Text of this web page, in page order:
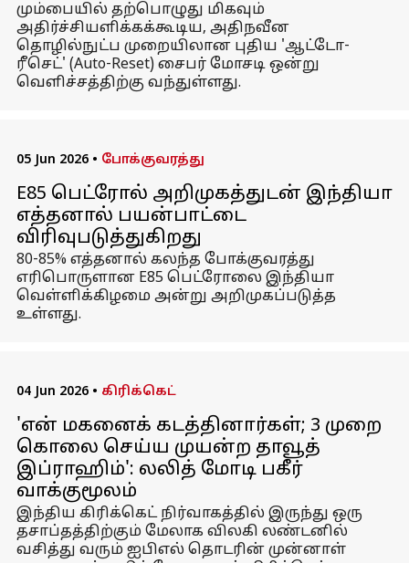
மும்பையில் தற்பொழுது மிகவும்
அதிர்ச்சியளிக்கக்கூடிய, அதிநவீன
தொழில்நுட்ப முறையிலான புதிய 'ஆட்டோ-
ரீசெட்' (Auto-Reset) சைபர் மோசடி ஒன்று
வெளிச்சத்திற்கு வந்துள்ளது.
05 Jun 2026 • போக்குவரத்து
E85 பெட்ரோல் அறிமுகத்துடன் இந்தியா
எத்தனால் பயன்பாட்டை
விரிவுபடுத்துகிறது
80-85% எத்தனால் கலந்த போக்குவரத்து
எரிபொருளான E85 பெட்ரோலை இந்தியா
வெள்ளிக்கிழமை அன்று அறிமுகப்படுத்த
உள்ளது.
04 Jun 2026 • கிரிக்கெட்
'என் மகனைக் கடத்தினார்கள்; 3 முறை
கொலை செய்ய முயன்ற தாவூத்
இப்ராஹிம்': லலித் மோடி பகீர்
வாக்குமூலம்
இந்திய கிரிக்கெட் நிர்வாகத்தில் இருந்து ஒரு
தசாப்தத்திற்கும் மேலாக விலகி லண்டனில்
வசித்து வரும் ஐபிஎல் தொடரின் முன்னாள்